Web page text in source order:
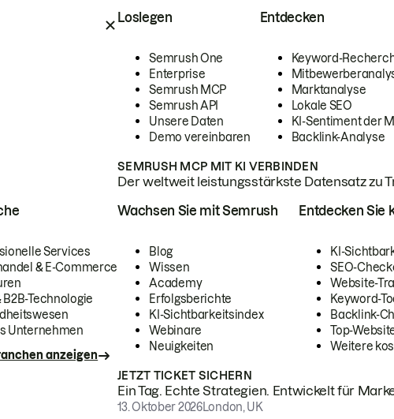
Loslegen
Semrush One
Enterprise
Semrush MCP
Semrush API
Unsere Daten
Demo vereinbaren
Entdecken
Keyword-
Marktanalyse
Lokale SEO
KI-Sentiment der
Backlink-Analyse
SEMRUSH MCP MIT KI VERBINDEN
Der weltweit leistungsstärkste Datensatz zu
Services
& E-Commerce
B2B-Technologie
Unternehmen
anzeigen
Wachsen Sie mit Semrush
Blog
Wissen
Academy
Erfolgsberichte
KI-Sichtbarkeitsindex
Webinare
Neuigkeiten
Entdecken Sie
KI-
SEO-
Website-
Keyword-
Backlink-
Top-
Weitere
JETZT TICKET SICHERN
Ein Tag. Echte Strategien. Entwickelt für
13. Oktober 2026London, UK